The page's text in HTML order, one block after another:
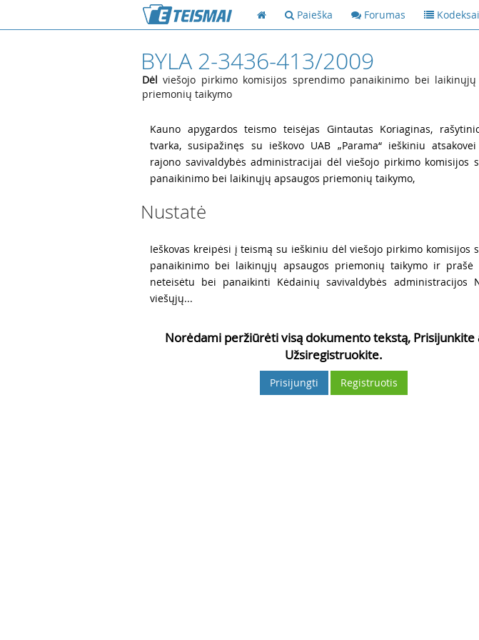
Paieška Forumas Kodeksai
BYLA 2-3436-413/2009
Dėl viešojo pirkimo komisijos sprendimo panaikinimo bei laikinųjų
priemonių taikymo
Kauno apygardos teismo teisėjas Gintautas Koriaginas,
tvarka, susipažinęs su ieškovo UAB „Parama“ ieškiniu
rajono savivaldybės administracijai dėl viešojo pirkimo komisijos
panaikinimo bei laikinųjų apsaugos priemonių taikymo,
Nustatė
Ieškovas kreipėsi į teismą su ieškiniu dėl viešojo pirkimo komisijos
panaikinimo bei laikinųjų apsaugos priemonių taikymo ir prašė
neteisėtu bei panaikinti Kėdainių savivaldybės administracijos
viešųjų...
Norėdami peržiūrėti visą dokumento tekstą, Prisijunkite
Užsiregistruokite.
Prisijungti Registruotis